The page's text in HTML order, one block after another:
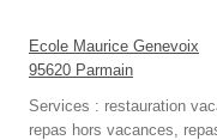
Ecole Maurice Genevoix
95620 Parmain
Services : restauration
repas hors vacances,